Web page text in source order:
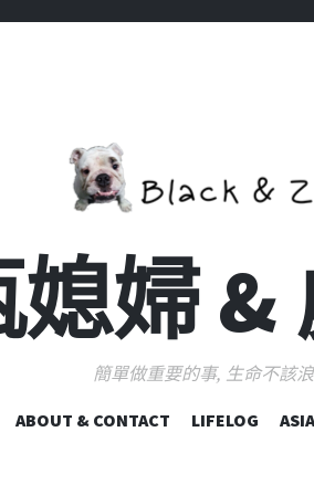
婦 &
簡單做重要的事, 生命不該
跳
ABOUT & CONTACT LIFELOG